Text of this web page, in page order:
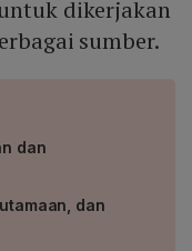
dikerjakan
sumber.
dan
dan